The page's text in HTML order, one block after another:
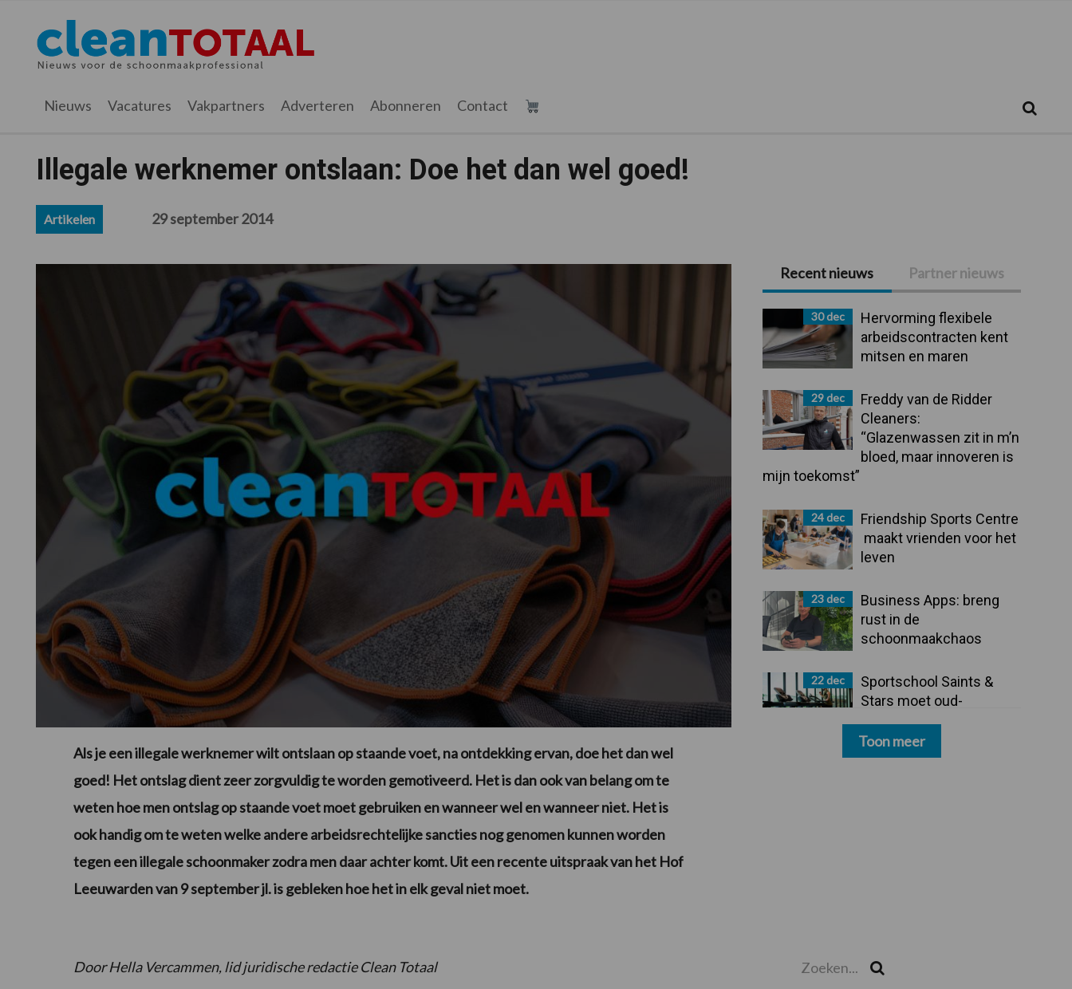
hoofdnavigatie
hoofd
inhoud
eerste
sidebar
voettekst
Cleantotaal.nl
Het
laatste
voor
professionele
schoonmaak
Nieuws Vacatures Vakpartners Adverteren Abonneren Contact
Illegale werknemer ontslaan: Doe het dan wel goed!
Artikelen 29 september 2014
Als je een illegale werknemer wilt ontslaan op staande voet, na ontdekking ervan, doe het dan wel
goed! Het ontslag dient zeer zorgvuldig te worden gemotiveerd. Het is dan ook van belang om te
weten hoe men ontslag op staande voet moet gebruiken en wanneer wel en wanneer niet. Het is
ook handig om te weten welke andere arbeidsrechtelijke sancties nog genomen kunnen worden
tegen een illegale schoonmaker zodra men daar achter komt. Uit een recente uitspraak van het Hof
Leeuwarden van 9 september jl. is gebleken hoe het in elk geval niet moet.
Door Hella Vercammen, lid juridische redactie Clean Totaal
Primaire
Sidebar
Recent nieuws Partner nieuws
30 dec
Hervorming flexibele
arbeidscontracten kent
mitsen en maren
29 dec
Freddy van de Ridder
Cleaners:
“Glazenwassen zit in m’n
bloed, maar innoveren is
mijn toekomst”
24 dec
Friendship Sports Centre
maakt vrienden voor het
leven
23 dec
Business Apps: breng
rust in de
schoonmaakchaos
22 dec
Sportschool Saints &
Stars moet oud-
betalen
Toon meer